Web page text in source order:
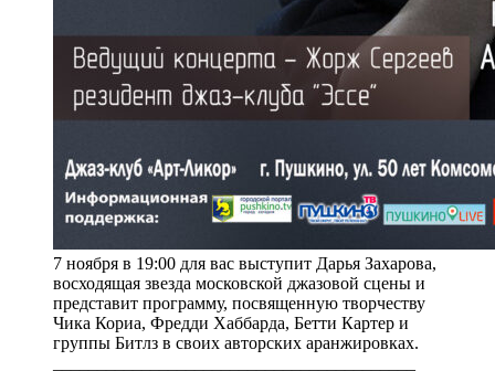
7 ноября в 19:00 для вас выступит Дарья Захарова,
восходящая звезда московской джазовой сцены и
представит программу, посвященную творчеству
Чика Кориа, Фредди Хаббарда, Бетти Картер и
группы Битлз в своих авторских аранжировках.